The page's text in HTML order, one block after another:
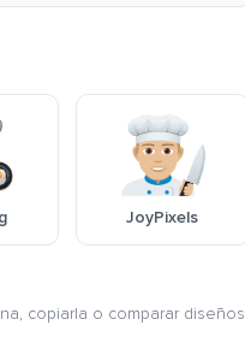
JoyPixels
copiarla o comparar diseños